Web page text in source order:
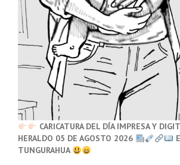
CARICATURA DEL DÍA IMPRESA Y
HERALDO 05 DE AGOSTO 2026
TUNGURAHUA